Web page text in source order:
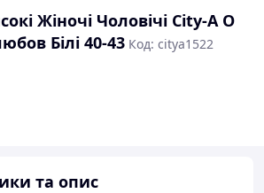
Жіночі Чоловічі City-A О
Білі 40-43 Код: citya1522
та опис